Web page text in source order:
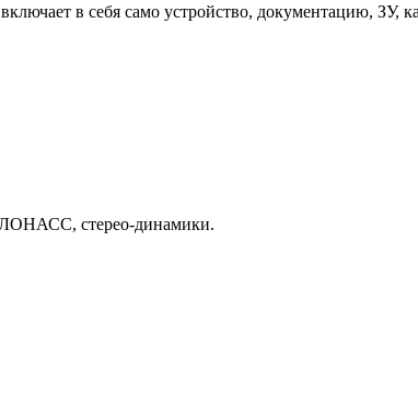
в себя само устройство, документацию, ЗУ,
стерео-динамики.